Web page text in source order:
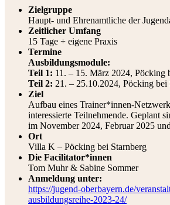
Zielgruppe
Haupt- und Ehrenamtliche der
Zeitlicher Umfang
15 Tage + eigene Praxis
Termine
Ausbildungsmodule:
Teil 1: 11. – 15. März 2024, Pöcking
Teil 2: 21. – 25.10.2024, Pöcking bei
Ziel
Aufbau eines Trainer*innen-
interessierte Teilnehmende. Geplant
im November 2024, Februar 2025
Ort
Villa K – Pöcking bei Starnberg
Die Facilitator*innen
Tom Muhr & Sabine Sommer
Anmeldung unter:
https://jugend-oberbayern.de/
ausbildungsreihe-2023-24/